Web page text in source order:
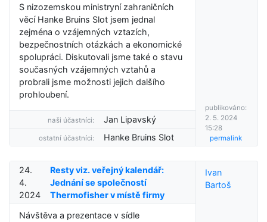
S nizozemskou ministryní zahraničních
věcí Hanke Bruins Slot jsem jednal
zejména o vzájemných vztazích,
bezpečnostních otázkách a ekonomické
spolupráci. Diskutovali jsme také o stavu
současných vzájemných vztahů a
probrali jsme možnosti jejich dalšího
prohloubení.
naši účastníci: Jan Lipavský
ostatní účastníci: Hanke Bruins Slot
publikováno:
2. 5. 2024
15:28
permalink
24.
4.
2024
Resty viz. veřejný kalendář:
Jednání se společností
Thermofisher v místě firmy
Návštěva a prezentace v sídle
Ivan
Bartoš